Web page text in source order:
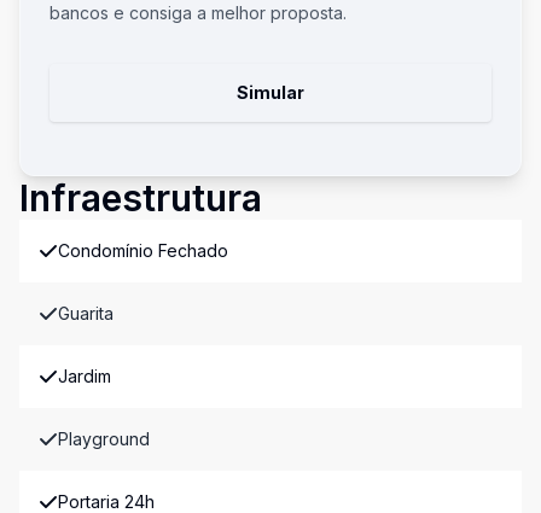
bancos e consiga a melhor proposta.
Simular
Infraestrutura
Condomínio Fechado
Guarita
Jardim
Playground
Portaria 24h